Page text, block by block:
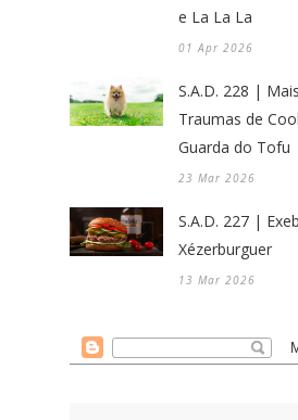
e La La La
01 Apr 2026
S.A.D. 228 | Mais
Traumas de
Guarda do Tofu
23 Mar 2026
S.A.D. 227 |
Xézerburguer
13 Mar 2026